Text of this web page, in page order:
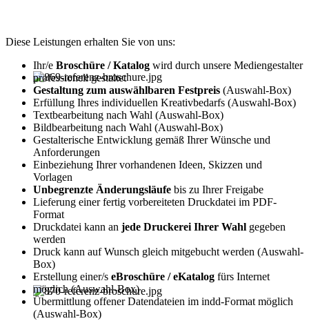
Diese Leistungen erhalten Sie von uns:
Ihr/e Broschüre / Katalog wird durch unsere Mediengestalter
professionell gestaltet
Gestaltung zum auswählbaren Festpreis (Auswahl-Box)
Erfüllung Ihres individuellen Kreativbedarfs (Auswahl-Box)
Textbearbeitung nach Wahl (Auswahl-Box)
Bildbearbeitung nach Wahl (Auswahl-Box)
Gestalterische Entwicklung gemäß Ihrer Wünsche und
Anforderungen
Einbeziehung Ihrer vorhandenen Ideen, Skizzen und
Vorlagen
Unbegrenzte Änderungsläufe bis zu Ihrer Freigabe
Lieferung einer fertig vorbereiteten Druckdatei im PDF-
Format
Druckdatei kann an jede Druckerei Ihrer Wahl gegeben
werden
Druck kann auf Wunsch gleich mitgebucht werden (Auswahl-
Box)
Erstellung einer/s eBroschüre / eKatalog fürs Internet
möglich (Auswahl-Box)
Übermittlung offener Datendateien im indd-Format möglich
(Auswahl-Box)